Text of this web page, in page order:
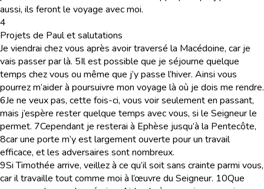
aussi, ils feront le voyage avec moi.
4
Projets de Paul et salutations
Je viendrai chez vous après avoir traversé la Macédoine, car je
vais passer par là. 5Il est possible que je séjourne quelque
temps chez vous ou même que j’y passe l’hiver. Ainsi vous
pourrez m’aider à poursuivre mon voyage là où je dois me rendre.
6Je ne veux pas, cette fois-ci, vous voir seulement en passant,
mais j’espère rester quelque temps avec vous, si le Seigneur le
permet. 7Cependant je resterai à Ephèse jusqu’à la Pentecôte,
8car une porte m’y est largement ouverte pour un travail
efficace, et les adversaires sont nombreux.
9Si Timothée arrive, veillez à ce qu’il soit sans crainte parmi vous,
car il travaille tout comme moi à l’œuvre du Seigneur. 10Que